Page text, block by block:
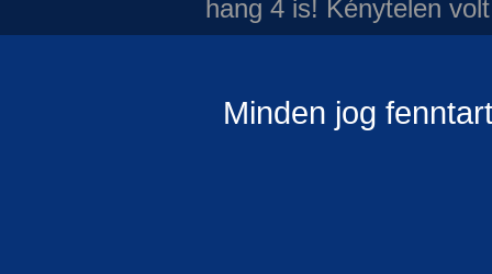
hang 4 is! Kénytelen
Minden jog